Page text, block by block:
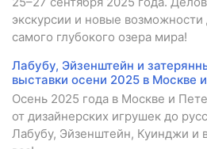
экскурсии и новые
самого глубокого озера мира!
Лабубу, Эйзенштейн и
выставки осени 2025 в Москве
Осень 2025 года в Москве и
от дизайнерских игрушек до
Лабубу, Эйзенштейн, Куинджи и